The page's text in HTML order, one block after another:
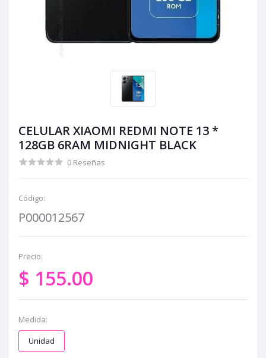
CELULAR XIAOMI REDMI NOTE 13 *
128GB 6RAM MIDNIGHT BLACK
0 Reseñas
Código:
P000012567
Precio:
$ 155.00
Medida:
Unidad